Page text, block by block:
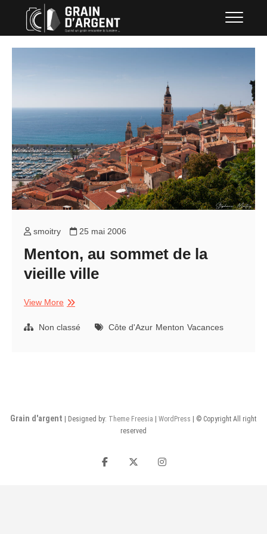
content
QUAND UN GRAIN RENCONTRE LA
smoitry 25 mai 2006
Menton, au sommet de la
vieille ville
View MoreMenton,
sommet
Non classé Côte d'Azur Menton Vacances
Grain d'argent | Designed by: Theme Freesia |WordPress
| © Copyright All right
reserved
facebooktwitterinstagram